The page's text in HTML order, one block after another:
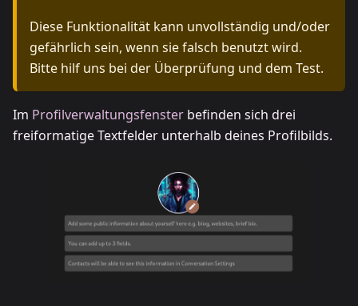
Diese Funktionalität kann unvollständig und/oder
gefährlich sein, wenn sie falsch benutzt wird.
Bitte hilf uns bei der Überprüfung und dem Test.
Im Profilverwaltungsfenster befinden sich drei
freiformatige Textfelder unterhalb deines Profilbilds.